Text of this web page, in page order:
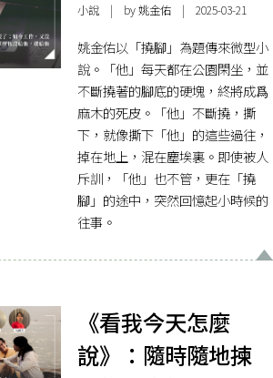
小說| by 姚金佑 | 2025-03-21
姚金佑以「撓腳」為題傳來微型小
說。「他」每天都在公園閑坐，並
不斷撓著的腳底的硬塊，終將成爲
麻木的死皮。「他」不斷撓，撕
下，就像撕下「他」的這些過往，
掉在地上，混在塵埃裏。即使被人
斥訓，「他」也不管，更在「撓
腳」的途中，突然回憶起小時候的
往事。
《看我今天怎麼
說》：隨時隨地揀